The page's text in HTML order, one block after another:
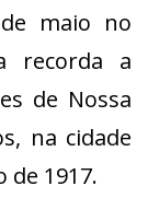
maio no
recorda a
de Nossa
na cidade
de 1917.